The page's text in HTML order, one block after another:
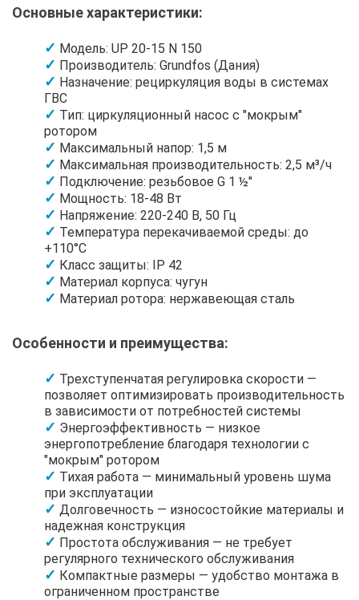
Основные характеристики:
Модель: UP 20-15 N 150
Производитель: Grundfos (Дания)
Назначение: рециркуляция воды в системах
ГВС
Тип: циркуляционный насос с "мокрым"
ротором
Максимальный напор: 1,5 м
Максимальная производительность: 2,5 м³/ч
Подключение: резьбовое G 1 ½"
Мощность: 18-48 Вт
Напряжение: 220-240 В, 50 Гц
Температура перекачиваемой среды: до
+110°C
Класс защиты: IP 42
Материал корпуса: чугун
Материал ротора: нержавеющая сталь
Особенности и преимущества:
Трехступенчатая регулировка скорости —
позволяет оптимизировать производительность
в зависимости от потребностей системы
Энергоэффективность — низкое
энергопотребление благодаря технологии с
"мокрым" ротором
Тихая работа — минимальный уровень шума
при эксплуатации
Долговечность — износостойкие материалы и
надежная конструкция
Простота обслуживания — не требует
регулярного технического обслуживания
Компактные размеры — удобство монтажа в
ограниченном пространстве